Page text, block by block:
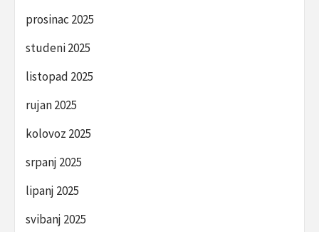
prosinac 2025
studeni 2025
listopad 2025
rujan 2025
kolovoz 2025
srpanj 2025
lipanj 2025
svibanj 2025